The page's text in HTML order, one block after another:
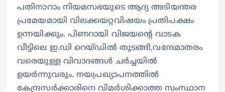
പതിനാറാം നിയമസഭയുടെ ആദ്യ അടിയന്തര
പ്രമേയമായി വിലക്കയറ്റവിഷയം പ്രതിപക്ഷം
ഉന്നയിക്കും. പിണറായി വിജയന്റെ വാടക
വീട്ടിലെ ഇ.ഡി റെയ്ഡിൽ തുടങ്ങി,വന്ദേമാതരം
വരെയുള്ള വിവാദങ്ങൾ ചർച്ചയിൽ
ഉയർന്നുവരും. നയപ്രഖ്യാപനത്തിൽ
കേന്ദ്രസർക്കാരിനെ വിമർശിക്കാത്ത സംസ്ഥാന